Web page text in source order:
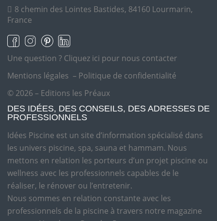
8 chemin des Lointes Bastides, 84160 Lourmarin,
France
Une question ? Cliquez ici pour nous contacter
Mentions légales – Politique de confidentialité
© 2026 – Editions les Préaux
DES IDÉES, DES CONSEILS, DES ADRESSES DE
PROFESSIONNELS
Idées Piscine est un site d’information spécialisé dans
les univers piscine, spa, sauna et hammam. Nous
mettons en relation les porteurs d’un projet piscine ou
wellness avec les professionnels capables de le
réaliser, le rénover ou l’entretenir.
Nous sommes en relation constante avec les
professionnels de la piscine à travers notre magazine